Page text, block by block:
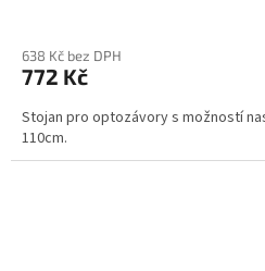
638 Kč bez DPH
772 Kč
Stojan pro optozávory s možností
110cm.